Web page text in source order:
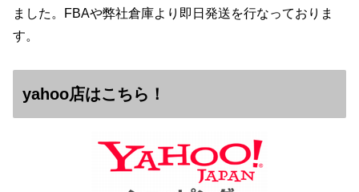
ました。FBAや弊社倉庫より即日発送を行なっておりま
す。
yahoo店はこちら！